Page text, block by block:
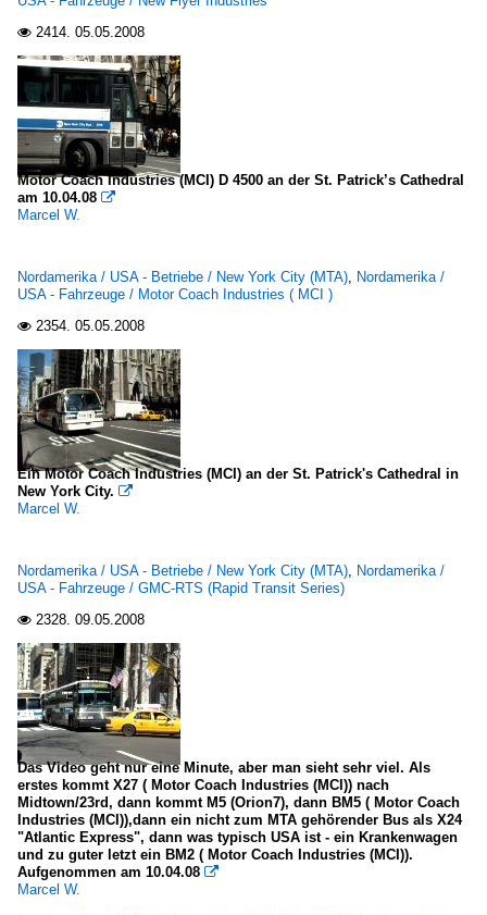
 2414. 05.05.2008
Motor Coach Industries (MCI) D 4500 an der St. Patrick’s Cathedral
am 10.04.08 
Marcel W.
Nordamerika / USA - Betriebe / New York City (MTA), Nordamerika /
USA - Fahrzeuge / Motor Coach Industries ( MCI )
 2354. 05.05.2008
Ein Motor Coach Industries (MCI) an der St. Patrick's Cathedral in
New York City. 
Marcel W.
Nordamerika / USA - Betriebe / New York City (MTA), Nordamerika /
USA - Fahrzeuge / GMC-RTS (Rapid Transit Series)
 2328. 09.05.2008
Das Video geht nur eine Minute, aber man sieht sehr viel. Als
erstes kommt X27 ( Motor Coach Industries (MCI)) nach
Midtown/23rd, dann kommt M5 (Orion7), dann BM5 ( Motor Coach
Industries (MCI)),dann ein nicht zum MTA gehörender Bus als X24
"Atlantic Express", dann was typisch USA ist - ein Krankenwagen
und zu guter letzt ein BM2 ( Motor Coach Industries (MCI)).
Aufgenommen am 10.04.08 
Marcel W.